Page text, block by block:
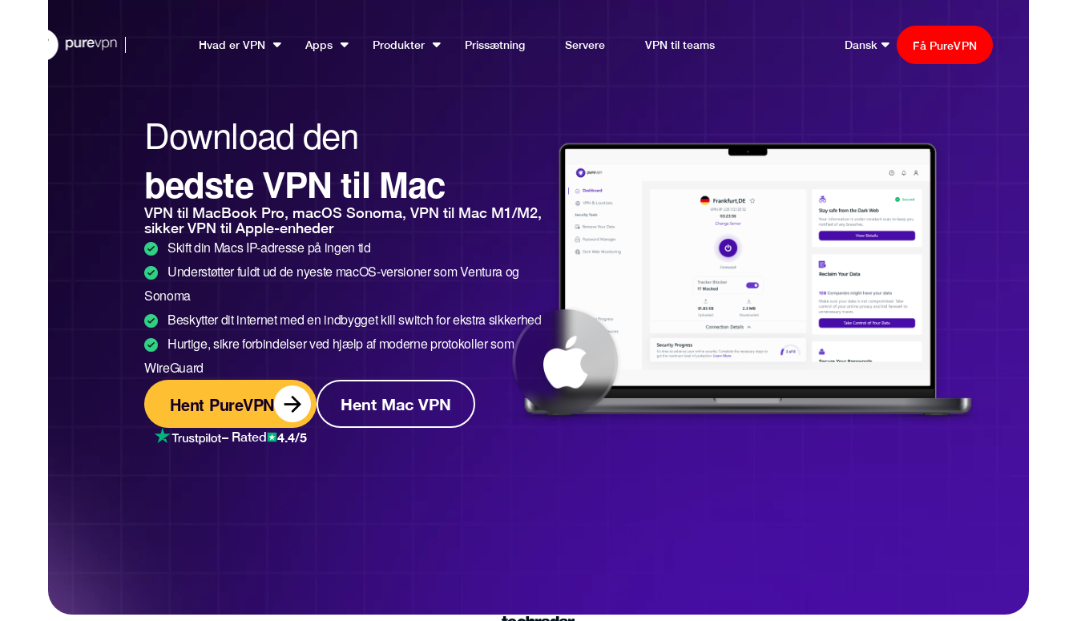
Hvad er VPN Apps Produkter Prissætning Servere VPN til teams Dansk Få PureVPN
Download den
bedste VPN til Mac
VPN til MacBook Pro, macOS Sonoma, VPN til Mac M1/M2,
sikker VPN til Apple-enheder
Skift din Macs IP-adresse på ingen tid
Understøtter fuldt ud de nyeste macOS-versioner som Ventura og
Sonoma
Beskytter dit internet med en indbygget kill switch for ekstra sikkerhed
Hurtige, sikre forbindelser ved hjælp af moderne protokoller som
WireGuard
Hent PureVPN
– Rated 4.4/5
Hent Mac VPN